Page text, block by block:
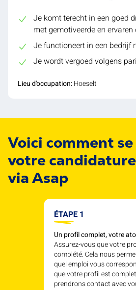
Je komt terecht in een goed
met gemotiveerde en ervaren
Je functioneert in een bedrijf
Je wordt vergoed volgens
Lieu d'occupation:Hoeselt
Voici comment
votre
via Asap
ÉTAPE 1
Un profil complet, votre
Assurez-vous que votre
complété. Cela nous
quel emploi vous
que votre profil est
prendrons contact avec